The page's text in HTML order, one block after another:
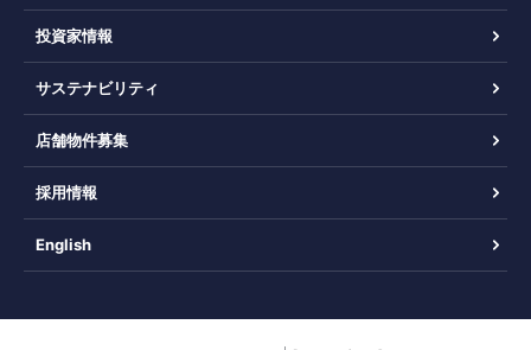
投資家情報
サステナビリティ
店舗物件募集
採用情報
English